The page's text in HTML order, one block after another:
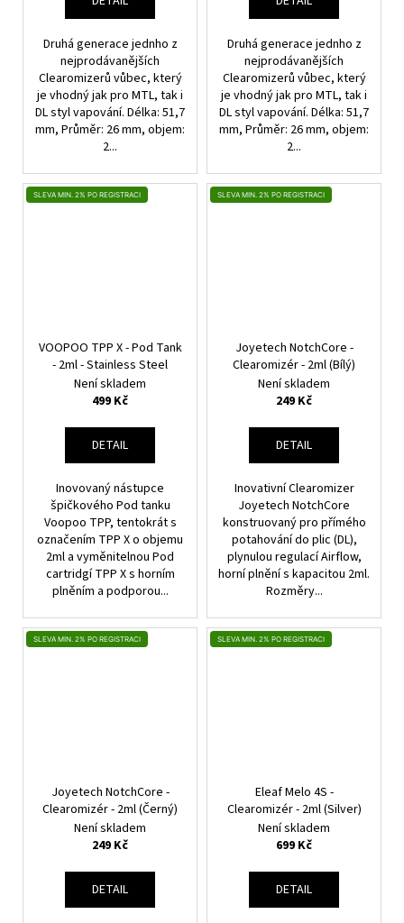
Druhá generace jednho z
nejprodávanějších
Clearomizerů vůbec, který
je vhodný jak pro MTL, tak i
DL styl vapování. Délka: 51,7
mm, Průměr: 26 mm, objem:
2...
Druhá generace jednho z
nejprodávanějších
Clearomizerů vůbec, který
je vhodný jak pro MTL, tak i
DL styl vapování. Délka: 51,7
mm, Průměr: 26 mm, objem:
2...
SLEVA MIN. 2% PO REGISTRACI
VOOPOO TPP X - Pod Tank
- 2ml - Stainless Steel
Není skladem
499 Kč
DETAIL
Inovovaný nástupce
špičkového Pod tanku
Voopoo TPP, tentokrát s
označením TPP X o objemu
2ml a vyměnitelnou Pod
cartridgí TPP X s horním
plněním a podporou...
SLEVA MIN. 2% PO REGISTRACI
Joyetech NotchCore -
Clearomizér - 2ml (Bílý)
Není skladem
249 Kč
DETAIL
Inovativní Clearomizer
Joyetech NotchCore
konstruovaný pro přímého
potahování do plic (DL),
plynulou regulací Airflow,
horní plnění s kapacitou 2ml.
Rozměry...
SLEVA MIN. 2% PO REGISTRACI
Joyetech NotchCore -
Clearomizér - 2ml (Černý)
Není skladem
249 Kč
DETAIL
SLEVA MIN. 2% PO REGISTRACI
Eleaf Melo 4S -
Clearomizér - 2ml (Silver)
Není skladem
699 Kč
DETAIL